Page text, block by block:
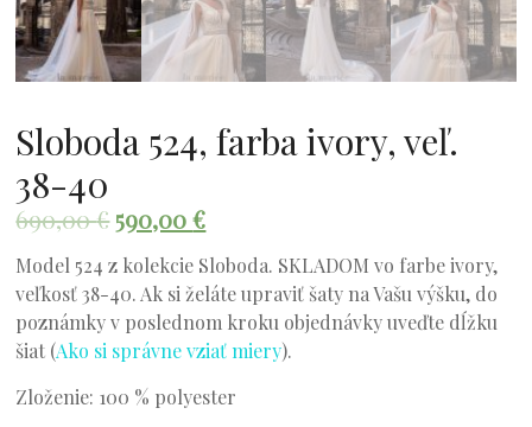
Sloboda 524, farba ivory, veľ.
38-40
690,00€ 590,00€
Model 524 z kolekcie Sloboda. SKLADOM vo farbe ivory,
veľkosť 38-40. Ak si želáte upraviť šaty na Vašu výšku, do
poznámky v poslednom kroku objednávky uveďte dĺžku
šiat (Ako si správne vziať miery).
Zloženie: 100 % polyester